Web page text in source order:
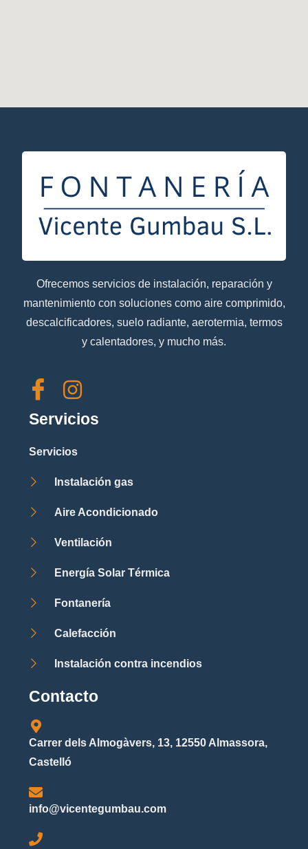
Ofrecemos servicios de instalación, reparación y
mantenimiento con soluciones como aire comprimido,
descalcificadores, suelo radiante, aerotermia, termos
y calentadores, y mucho más.
Servicios
Servicios
Instalación gas
Aire Acondicionado
Ventilación
Energía Solar Térmica
Fontanería
Calefacción
Instalación contra incendios
Contacto
Carrer dels Almogàvers, 13, 12550 Almassora,
Castelló
info@vicentegumbau.com